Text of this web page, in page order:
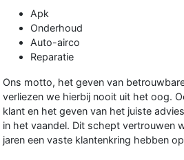
Apk
Onderhoud
Auto-airco
Reparatie
Ons motto, het geven van
verliezen we hierbij nooit uit het oog.
klant en het geven van het juiste
in het vaandel. Dit schept vertrouwen
jaren een vaste klantenkring hebben